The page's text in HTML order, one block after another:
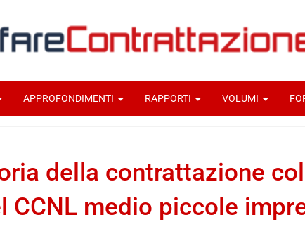
APPROFONDIMENTI RAPPORTI VOLUMI
della contrattazione
CCNL medio piccole